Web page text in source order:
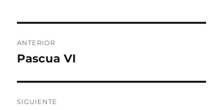
de
ANTERIOR
Entrada
Pascua VI
SIGUIENTE